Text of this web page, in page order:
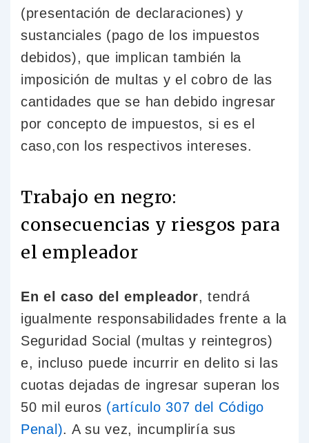
(presentación de declaraciones) y
sustanciales (pago de los impuestos
debidos), que implican también la
imposición de multas y el cobro de las
cantidades que se han debido ingresar
por concepto de impuestos, si es el
caso,con los respectivos intereses.
Trabajo en negro:
consecuencias y riesgos para
el empleador
En el caso del empleador, tendrá
igualmente responsabilidades frente a la
Seguridad Social (multas y reintegros)
e, incluso puede incurrir en delito si las
cuotas dejadas de ingresar superan los
50 mil euros (artículo 307 del Código
Penal). A su vez, incumpliría sus